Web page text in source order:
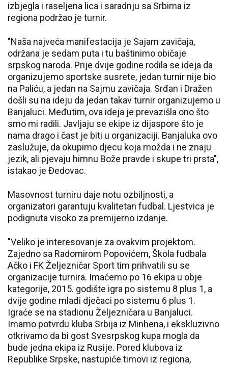
izbjegla i raseljena lica i saradnju sa Srbima iz
regiona podržao je turnir.
"Naša najveća manifestacija je Sajam zavičaja,
održana je sedam puta i tu baštinimo običaje
srpskog naroda. Prije dvije godine rodila se ideja da
organizujemo sportske susrete, jedan turnir nije bio
na Paliću, a jedan na Sajmu zavičaja. Srđan i Dražen
došli su na ideju da jedan takav turnir organizujemo u
Banjaluci. Međutim, ova ideja je prevazišla ono što
smo mi radili. Javljaju se ekipe iz dijaspore što je
nama drago i čast je biti u organizaciji. Banjaluka ovo
zaslužuje, da okupimo djecu koja možda i ne znaju
jezik, ali pjevaju himnu Bože pravde i skupe tri prsta",
istakao je Đedovac.
Masovnost turniru daje notu ozbiljnosti, a
organizatori garantuju kvalitetan fudbal. Ljestvica je
podignuta visoko za premijerno izdanje.
"Veliko je interesovanje za ovakvim projektom.
Zajedno sa Radomirom Popovićem, Škola fudbala
Ačko i FK Željezničar Sport tim prihvatili su se
organizacije turnira. Imaćemo po 16 ekipa u obje
kategorije, 2015. godište igra po sistemu 8 plus 1, a
dvije godine mlađi dječaci po sistemu 6 plus 1.
Igraće se na stadionu Željezničara u Banjaluci.
Imamo potvrdu kluba Srbija iz Minhena, i ekskluzivno
otkrivamo da bi gost Svesrpskog kupa mogla da
bude jedna ekipa iz Rusije. Pored klubova iz
Republike Srpske, nastupiće timovi iz regiona,